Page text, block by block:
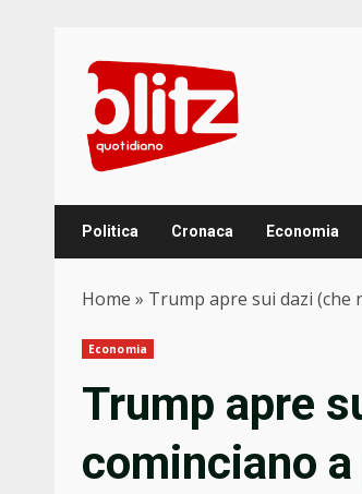
content
Politica Cronaca Economia
Home » Trump apre sui dazi (che
Economia
Trump apre
cominciano a